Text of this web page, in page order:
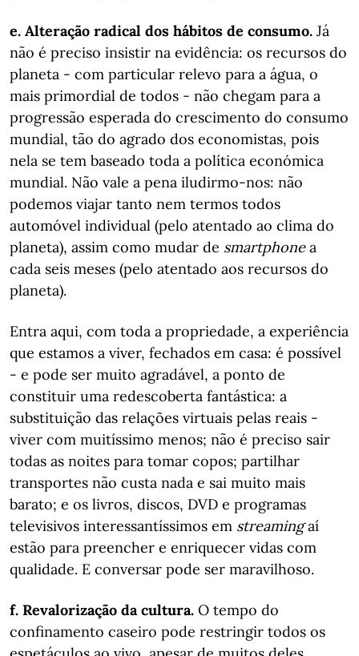
e. Alteração radical dos hábitos de consumo. Já
não é preciso insistir na evidência: os recursos do
planeta - com particular relevo para a água, o
mais primordial de todos - não chegam para a
progressão esperada do crescimento do consumo
mundial, tão do agrado dos economistas, pois
nela se tem baseado toda a política económica
mundial. Não vale a pena iludirmo-nos: não
podemos viajar tanto nem termos todos
automóvel individual (pelo atentado ao clima do
planeta), assim como mudar de smartphonea
cada seis meses (pelo atentado aos recursos do
planeta).
Entra aqui, com toda a propriedade, a experiência
que estamos a viver, fechados em casa: é possível
- e pode ser muito agradável, a ponto de
constituir uma redescoberta fantástica: a
substituição das relações virtuais pelas reais -
viver com muitíssimo menos; não é preciso sair
todas as noites para tomar copos; partilhar
transportes não custa nada e sai muito mais
barato; e os livros, discos, DVD e programas
televisivos interessantíssimos em streamingaí
estão para preencher e enriquecer vidas com
qualidade. E conversar pode ser maravilhoso.
f. Revalorização da cultura. O tempo do
confinamento caseiro pode restringir todos os